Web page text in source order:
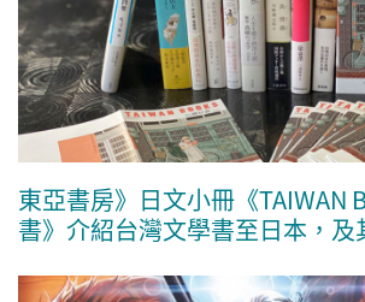
東亞書房》日文小冊《TAIWAN
書》介紹台灣文學書至日本，